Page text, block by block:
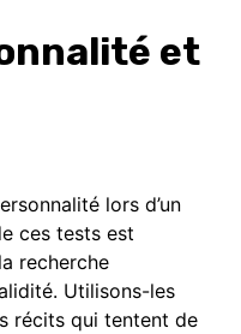
et
lors d’un
ces tests est
recherche
Utilisons-les
récits qui tentent de